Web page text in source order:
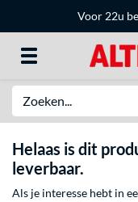
Voor 22u
Helaas is dit
leverbaar.
Als je interesse hebt in